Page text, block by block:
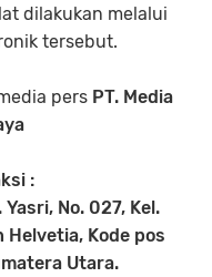
dilakukan melalui
tersebut.
pers PT. Media
:
No. 027, Kel.
Helvetia, Kode pos
Utara.